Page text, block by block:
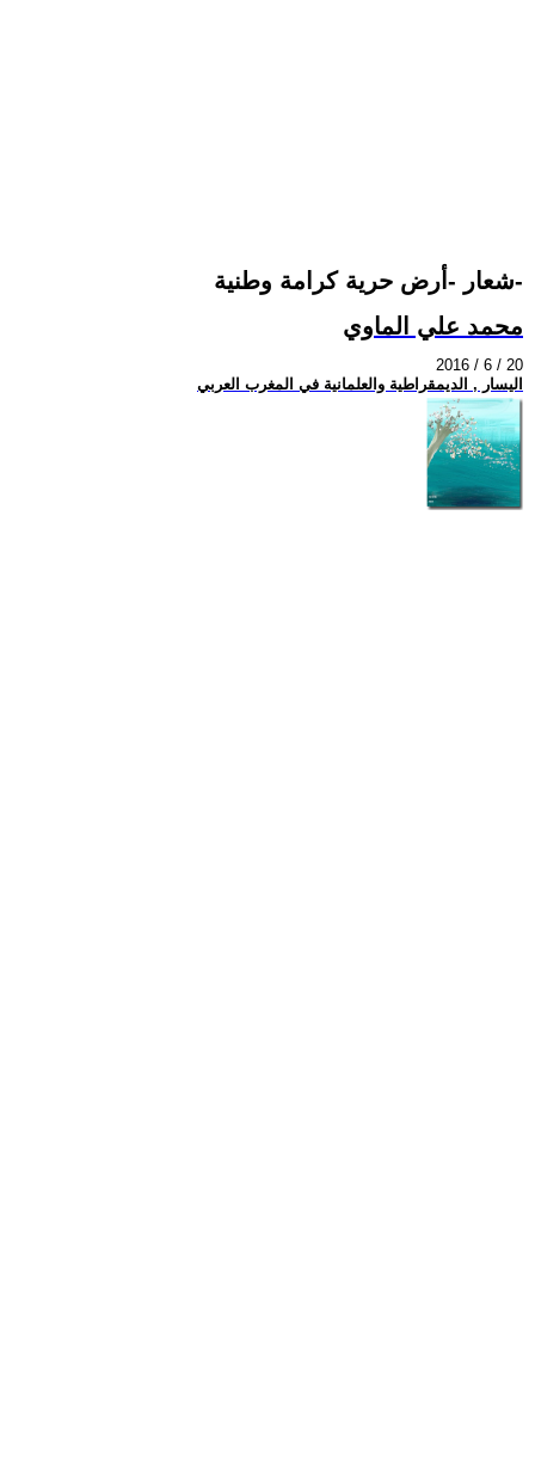
شعار -أرض حرية كرامة وطنية-
محمد علي الماوي
2016 / 6 / 20
اليسار , الديمقراطية والعلمانية في المغرب العربي